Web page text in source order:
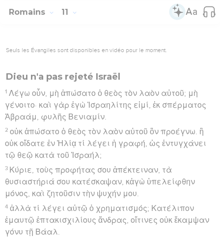
Romains 11
Seuls les Évangiles sont disponibles en vidéo pour le moment.
Dieu n'a pas rejeté Israël
1 Λέγω οὖν, μὴ ἀπώσατο ὁ θεὸς τὸν λαὸν αὐτοῦ; μὴ
γένοιτο· καὶ γὰρ ἐγὼ Ἰσραηλίτης εἰμί, ἐκ σπέρματος
Ἀβραάμ, φυλῆς Βενιαμίν.
2 οὐκ ἀπώσατο ὁ θεὸς τὸν λαὸν αὐτοῦ ὃν προέγνω. ἢ
οὐκ οἴδατε ἐν Ἠλίᾳ τί λέγει ἡ γραφή, ὡς ἐντυγχάνει
τῷ θεῷ κατὰ τοῦ Ἰσραήλ;
3 Κύριε, τοὺς προφήτας σου ἀπέκτειναν, τὰ
θυσιαστήριά σου κατέσκαψαν, κἀγὼ ὑπελείφθην
μόνος, καὶ ζητοῦσιν τὴν ψυχήν μου.
4 ἀλλὰ τί λέγει αὐτῷ ὁ χρηματισμός; Κατέλιπον
ἐμαυτῷ ἑπτακισχιλίους ἄνδρας, οἵτινες οὐκ ἔκαμψαν
γόνυ τῇ Βάαλ.